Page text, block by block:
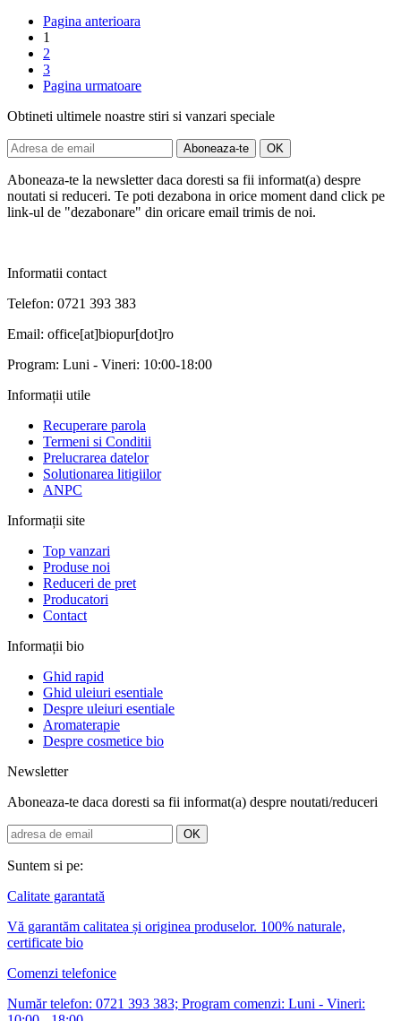
Pagina anterioara
1
2
3
Pagina urmatoare
Obtineti ultimele noastre stiri si vanzari speciale
Aboneaza-te la newsletter daca doresti sa fii informat(a) despre
noutati si reduceri. Te poti dezabona in orice moment dand click pe
link-ul de "dezabonare" din oricare email trimis de noi.
Informatii contact
Telefon: 0721 393 383
Email: office[at]biopur[dot]ro
Program: Luni - Vineri: 10:00-18:00
Informații utile
Recuperare parola
Termeni si Conditii
Prelucrarea datelor
Solutionarea litigiilor
ANPC
Informații site
Top vanzari
Produse noi
Reduceri de pret
Producatori
Contact
Informații bio
Ghid rapid
Ghid uleiuri esentiale
Despre uleiuri esentiale
Aromaterapie
Despre cosmetice bio
Newsletter
Aboneaza-te daca doresti sa fii informat(a) despre noutati/reduceri
Suntem si pe:
Calitate garantată
Vă garantăm calitatea și originea produselor. 100% naturale,
certificate bio
Comenzi telefonice
Număr telefon: 0721 393 383; Program comenzi: Luni - Vineri: